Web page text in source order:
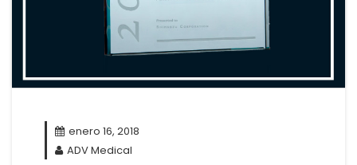
enero 16, 2018
ADV Medical